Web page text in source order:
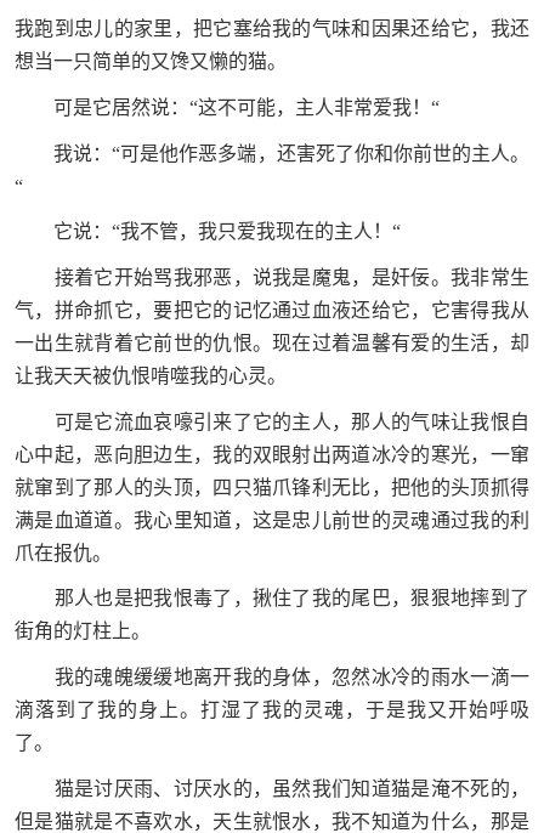
我跑到忠儿的家里，把它塞给我的气味和因果还给它，我还
想当一只简单的又馋又懒的猫。
可是它居然说：“这不可能，主人非常爱我！“
我说：“可是他作恶多端，还害死了你和你前世的主人。
“
它说：“我不管，我只爱我现在的主人！“
接着它开始骂我邪恶，说我是魔鬼，是奸佞。我非常生
气，拼命抓它，要把它的记忆通过血液还给它，它害得我从
一出生就背着它前世的仇恨。现在过着温馨有爱的生活，却
让我天天被仇恨啃噬我的心灵。
可是它流血哀嚎引来了它的主人，那人的气味让我恨自
心中起，恶向胆边生，我的双眼射出两道冰冷的寒光，一窜
就窜到了那人的头顶，四只猫爪锋利无比，把他的头顶抓得
满是血道道。我心里知道，这是忠儿前世的灵魂通过我的利
爪在报仇。
那人也是把我恨毒了，揪住了我的尾巴，狠狠地摔到了
街角的灯柱上。
我的魂魄缓缓地离开我的身体，忽然冰冷的雨水一滴一
滴落到了我的身上。打湿了我的灵魂，于是我又开始呼吸
了。
猫是讨厌雨、讨厌水的，虽然我们知道猫是淹不死的，
但是猫就是不喜欢水，天生就恨水，我不知道为什么，那是